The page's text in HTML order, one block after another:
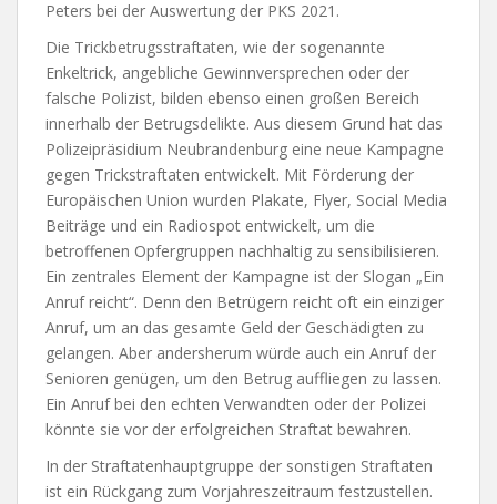
Peters bei der Auswertung der PKS 2021.
Die Trickbetrugsstraftaten, wie der sogenannte
Enkeltrick, angebliche Gewinnversprechen oder der
falsche Polizist, bilden ebenso einen großen Bereich
innerhalb der Betrugsdelikte. Aus diesem Grund hat das
Polizeipräsidium Neubrandenburg eine neue Kampagne
gegen Trickstraftaten entwickelt. Mit Förderung der
Europäischen Union wurden Plakate, Flyer, Social Media
Beiträge und ein Radiospot entwickelt, um die
betroffenen Opfergruppen nachhaltig zu sensibilisieren.
Ein zentrales Element der Kampagne ist der Slogan „Ein
Anruf reicht“. Denn den Betrügern reicht oft ein einziger
Anruf, um an das gesamte Geld der Geschädigten zu
gelangen. Aber andersherum würde auch ein Anruf der
Senioren genügen, um den Betrug auffliegen zu lassen.
Ein Anruf bei den echten Verwandten oder der Polizei
könnte sie vor der erfolgreichen Straftat bewahren.
In der Straftatenhauptgruppe der sonstigen Straftaten
ist ein Rückgang zum Vorjahreszeitraum festzustellen.